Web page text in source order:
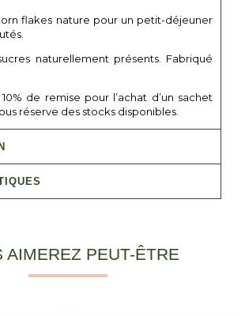
flakes nature pour un petit-déjeuner
naturellement présents. Fabriqué
de remise pour l’achat d’un sachet
réserve des stocks disponibles.
AIMEREZ PEUT-ÊTRE